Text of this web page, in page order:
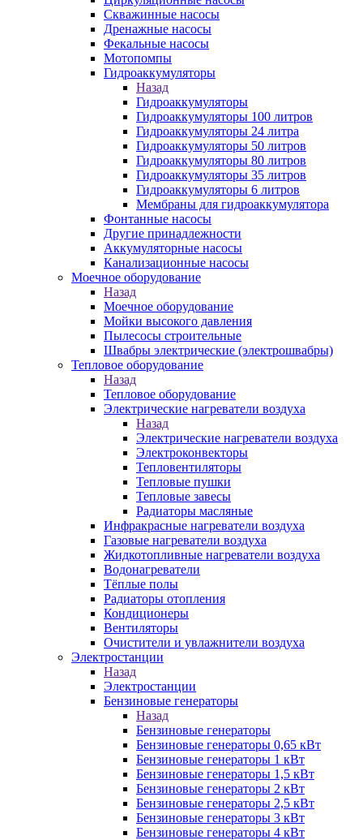
Скважинные насосы
Дренажные насосы
Фекальные насосы
Мотопомпы
Гидроаккумуляторы
Назад
Гидроаккумуляторы
Гидроаккумуляторы 100 литров
Гидроаккумуляторы 24 литра
Гидроаккумуляторы 50 литров
Гидроаккумуляторы 80 литров
Гидроаккумуляторы 35 литров
Гидроаккумуляторы 6 литров
Мембраны для гидроаккумулятора
Фонтанные насосы
Другие принадлежности
Аккумуляторные насосы
Канализационные насосы
Моечное оборудование
Назад
Моечное оборудование
Мойки высокого давления
Пылесосы строительные
Швабры электрические (электрошвабры)
Тепловое оборудование
Назад
Тепловое оборудование
Электрические нагреватели воздуха
Назад
Электрические нагреватели воздуха
Электроконвекторы
Тепловентиляторы
Тепловые пушки
Тепловые завесы
Радиаторы масляные
Инфракрасные нагреватели воздуха
Газовые нагреватели воздуха
Жидкотопливные нагреватели воздуха
Водонагреватели
Тёплые полы
Радиаторы отопления
Кондиционеры
Вентиляторы
Очистители и увлажнители воздуха
Электростанции
Назад
Электростанции
Бензиновые генераторы
Назад
Бензиновые генераторы
Бензиновые генераторы 0,65 кВт
Бензиновые генераторы 1 кВт
Бензиновые генераторы 1,5 кВт
Бензиновые генераторы 2 кВт
Бензиновые генераторы 2,5 кВт
Бензиновые генераторы 3 кВт
Бензиновые генераторы 4 кВт